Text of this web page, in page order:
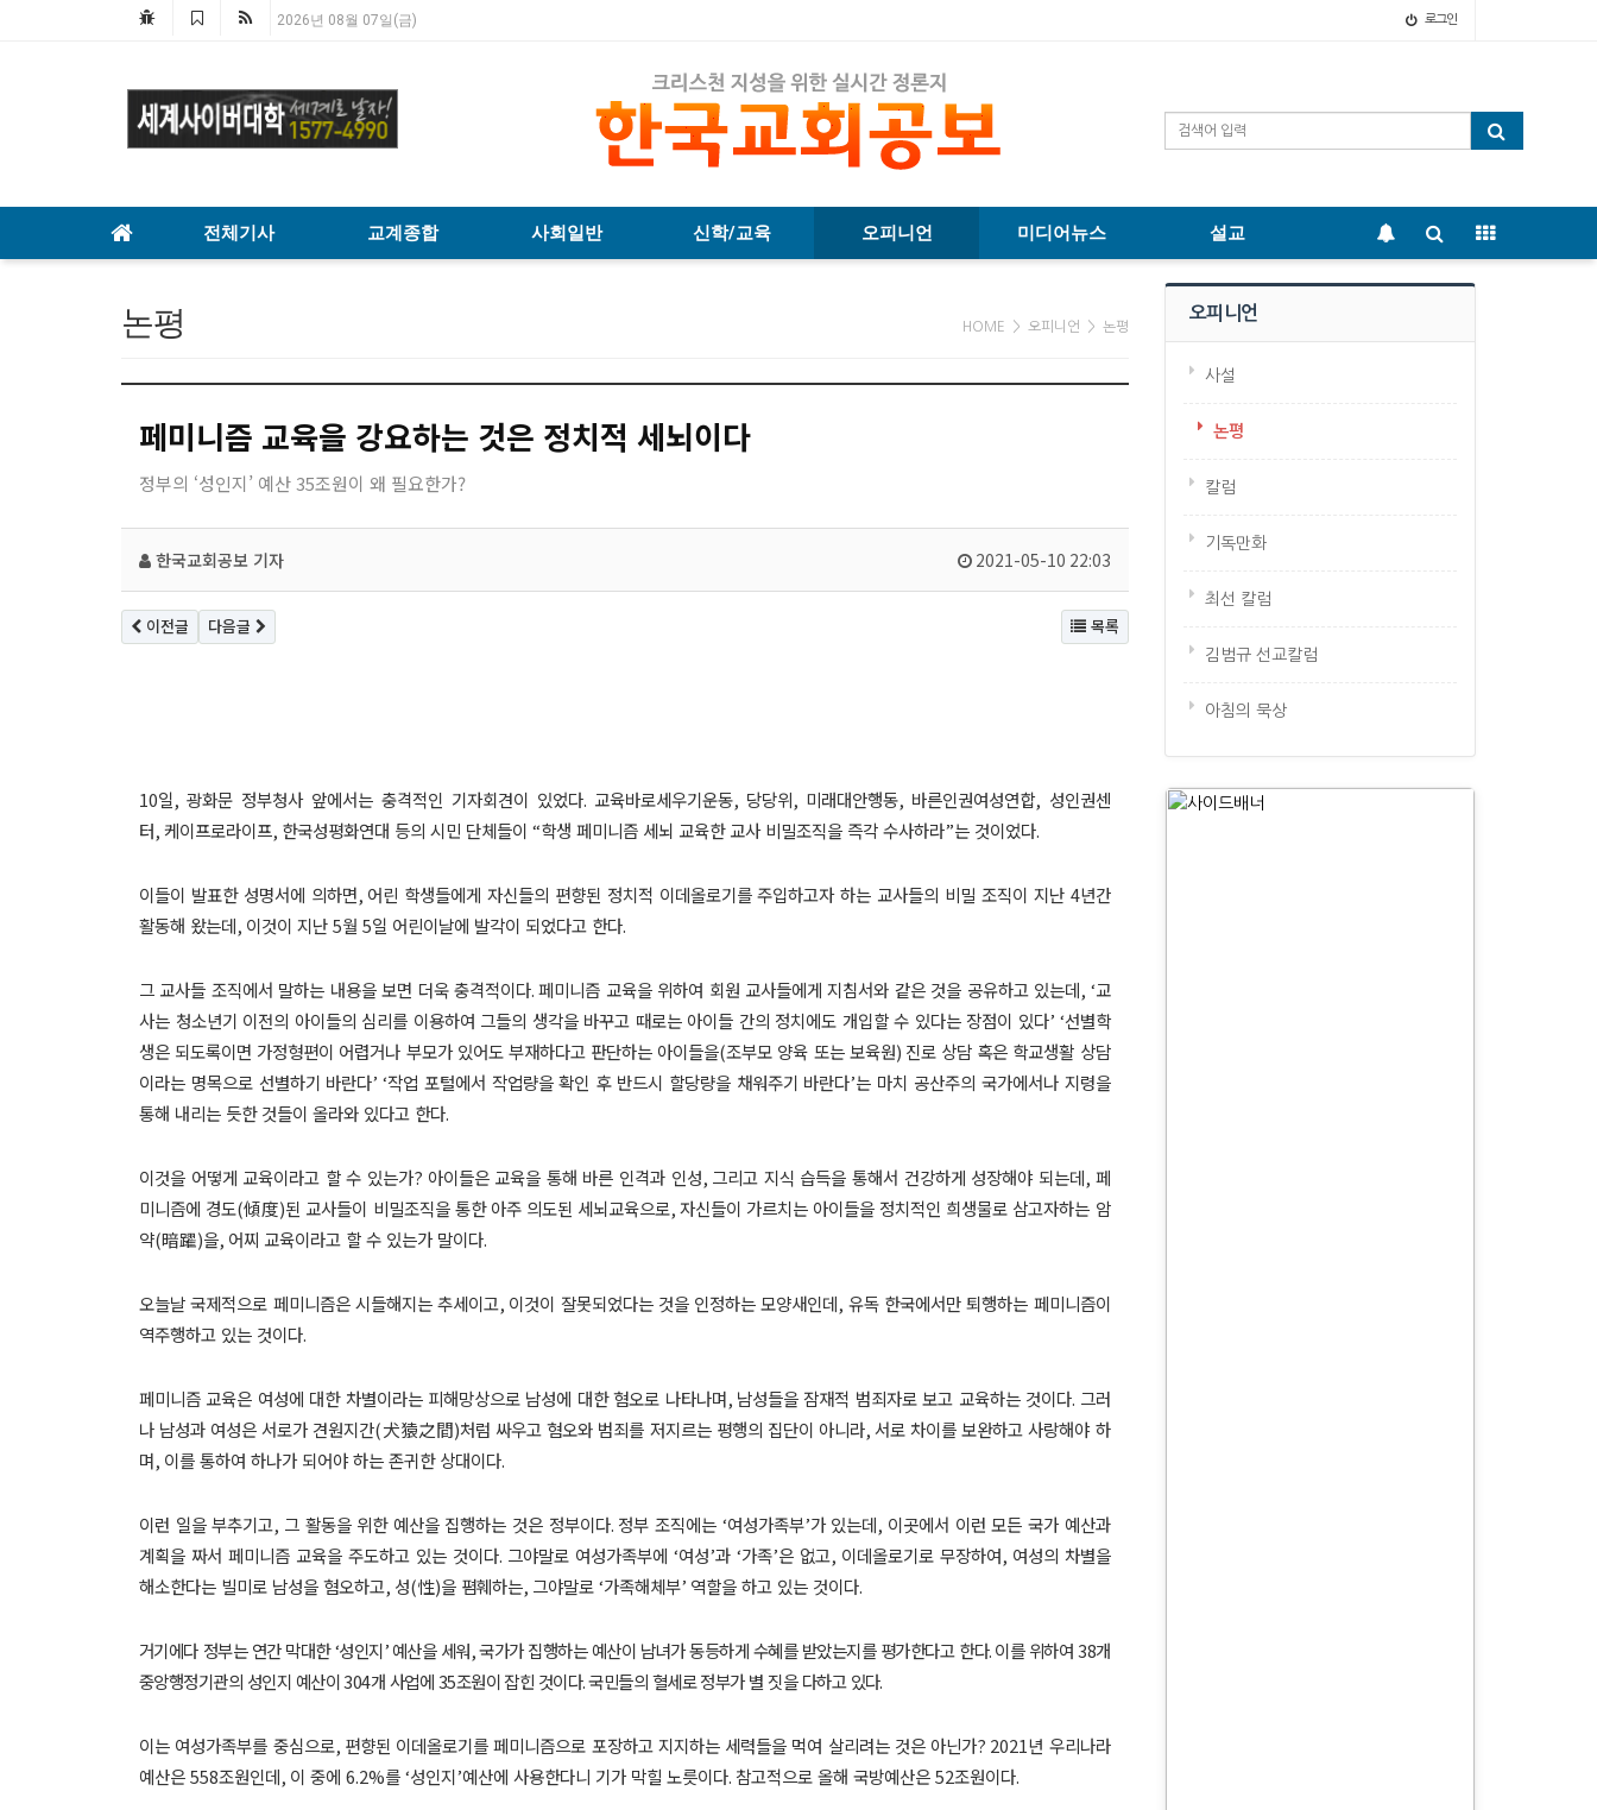
2026년 08월 07일(금) 로그인
전체기사 교계종합 사회일반 신학/교육 오피니언 미디어뉴스 설교
논평 HOME > 오피니언 > 논평
페미니즘 교육을 강요하는 것은 정치적 세뇌이다
정부의 ‘성인지’ 예산 35조원이 왜 필요한가?
한국교회공보 기자 2021-05-10 22:03
이전글 다음글 목록
10일, 광화문 정부청사 앞에서는 충격적인 기자회견이 있었다. 교육바로세우기운동, 당당위, 미래대안행동, 바른인권여성연합, 성인권센
터,케이프로라이프, 한국성평화연대 등의 시민 단체들이 “학생 페미니즘 세뇌 교육한 교사 비밀조직을 즉각 수사하라”는 것이었다.
이들이 발표한 성명서에 의하면, 어린 학생들에게 자신들의 편향된 정치적 이데올로기를 주입하고자 하는 교사들의 비밀 조직이 지난 4년간
활동해 왔는데, 이것이 지난5월 5일 어린이날에 발각이 되었다고 한다.
그 교사들 조직에서 말하는 내용을 보면 더욱 충격적이다. 페미니즘 교육을 위하여 회원 교사들에게 지침서와 같은 것을 공유하고 있는데, ‘교
사는 청소년기 이전의 아이들의 심리를 이용하여 그들의 생각을 바꾸고 때로는 아이들 간의 정치에도 개입할 수 있다는 장점이 있다’ ‘선별학
생은 되도록이면 가정형편이 어렵거나 부모가 있어도 부재하다고 판단하는 아이들을(조부모 양육 또는 보육원) 진로 상담 혹은 학교생활 상담
이라는 명목으로 선별하기 바란다’ ‘작업 포털에서 작업량을 확인 후 반드시 할당량을 채워주기 바란다’는 마치 공산주의 국가에서나 지령을
통해 내리는 듯한 것들이 올라와 있다고 한다.
이것을 어떻게 교육이라고 할 수 있는가? 아이들은 교육을 통해 바른 인격과 인성, 그리고 지식 습득을 통해서 건강하게 성장해야 되는데, 페
미니즘에 경도(傾度)된 교사들이 비밀조직을 통한 아주 의도된 세뇌교육으로,자신들이 가르치는 아이들을 정치적인 희생물로 삼고자하는 암
약(暗躍)을, 어찌 교육이라고 할 수 있는가 말이다.
오늘날 국제적으로 페미니즘은 시들해지는 추세이고, 이것이 잘못되었다는 것을 인정하는 모양새인데, 유독 한국에서만 퇴행하는 페미니즘이
역주행하고 있는 것이다.
페미니즘 교육은 여성에 대한 차별이라는 피해망상으로 남성에 대한 혐오로 나타나며, 남성들을 잠재적 범죄자로 보고 교육하는 것이다. 그러
나 남성과 여성은 서로가 견원지간(犬猿之間)처럼 싸우고 혐오와 범죄를 저지르는 평행의 집단이 아니라,서로 차이를 보완하고 사랑해야 하
며, 이를 통하여 하나가 되어야 하는 존귀한 상대이다.
이런 일을 부추기고, 그 활동을 위한 예산을 집행하는 것은 정부이다. 정부 조직에는 ‘여성가족부’가 있는데, 이곳에서 이런 모든 국가 예산과
계획을 짜서 페미니즘 교육을 주도하고 있는 것이다. 그야말로 여성가족부에 ‘여성’과 ‘가족’은 없고, 이데올로기로 무장하여, 여성의 차별을
해소한다는 빌미로 남성을 혐오하고, 성(性)을 폄훼하는, 그야말로‘가족해체부’ 역할을 하고 있는 것이다.
거기에다 정부는 연간 막대한‘성인지’예산을 세워,국가가 집행하는 예산이 남녀가 동등하게 수혜를 받았는지를 평가한다고 한다.이를 위하여38개
중앙행정기관의 성인지 예산이304개 사업에35조원이 잡힌 것이다.국민들의 혈세로 정부가 별 짓을 다하고 있다.
이는 여성가족부를 중심으로, 편향된 이데올로기를 페미니즘으로 포장하고 지지하는 세력들을 먹여 살리려는 것은 아닌가? 2021년 우리나라
예산은558조원인데, 이 중에 6.2%를‘성인지’예산에 사용한다니 기가 막힐 노릇이다. 참고적으로 올해 국방예산은52조원이다.
오피니언
사설
논평
칼럼
기독만화
최선 칼럼
김범규 선교칼럼
아침의 묵상